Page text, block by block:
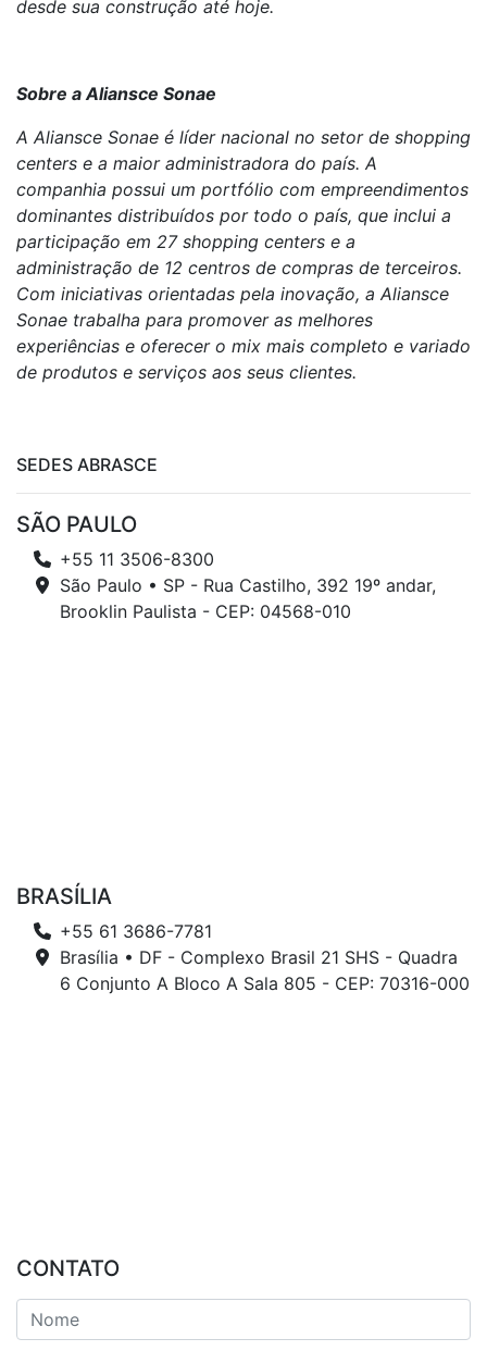
desde sua construção até hoje.
Sobre a Aliansce Sonae
A Aliansce Sonae é líder nacional no setor de shopping
centers e a maior administradora do país. A
companhia possui um portfólio com empreendimentos
dominantes distribuídos por todo o país, que inclui a
participação em 27 shopping centers e a
administração de 12 centros de compras de terceiros.
Com iniciativas orientadas pela inovação, a Aliansce
Sonae trabalha para promover as melhores
experiências e oferecer o mix mais completo e variado
de produtos e serviços aos seus clientes.
SEDES ABRASCE
SÃO PAULO
+55 11 3506-8300
São Paulo • SP - Rua Castilho, 392 19º andar,
Brooklin Paulista - CEP: 04568-010
BRASÍLIA
+55 61 3686-7781
Brasília • DF - Complexo Brasil 21 SHS - Quadra
6 Conjunto A Bloco A Sala 805 - CEP: 70316-000
CONTATO